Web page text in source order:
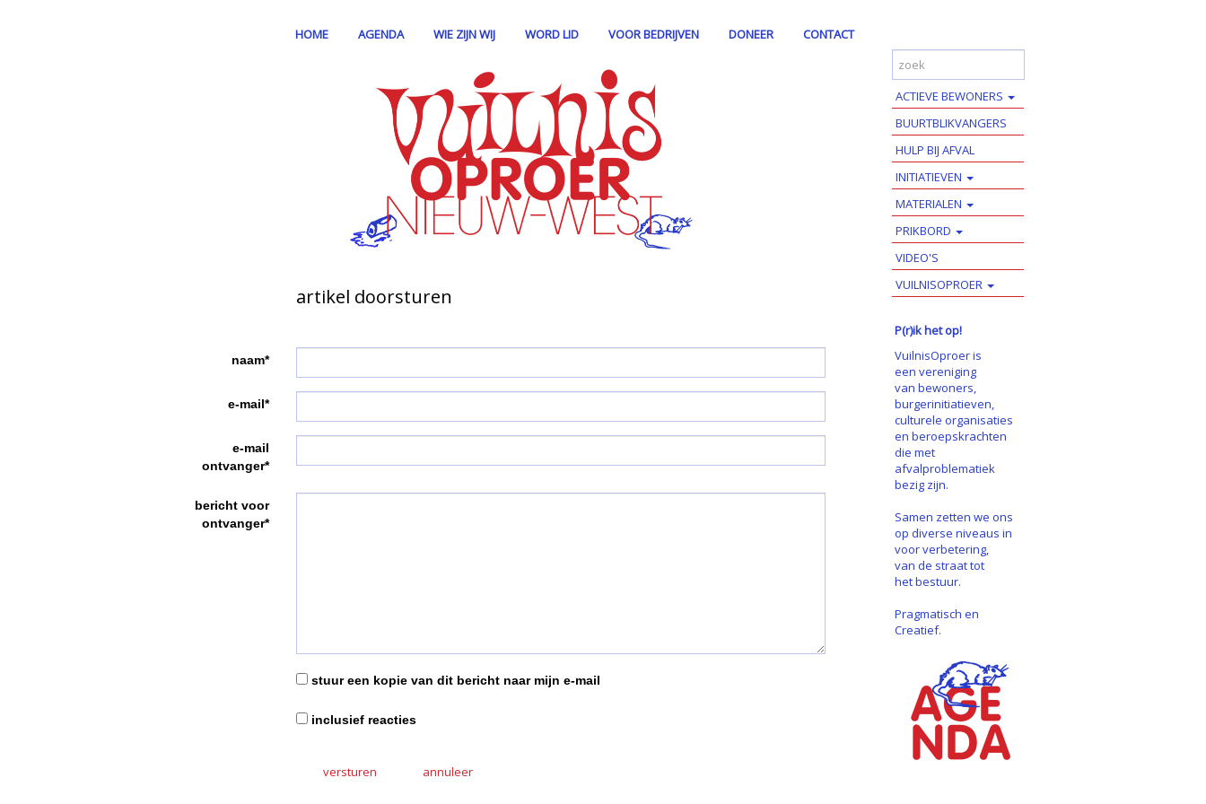
HOME AGENDA WIE ZIJN WIJ WORD LID VOOR BEDRIJVEN DONEER CONTACT
artikel doorsturen
naam*
e-mail*
e-mail
ontvanger*
bericht voor
ontvanger*
stuur een kopie van dit bericht naar mijn e-mail
inclusief reacties
versturen
ACTIEVE BEWONERS
BUURTBLIKVANGERS
HULP BIJ AFVAL
INITIATIEVEN
MATERIALEN
PRIKBORD
VIDEO'S
VUILNISOPROER
P(r)ik het op!
VuilnisOproer is
een vereniging
van bewoners,
burgerinitiatieven,
culturele organisaties
en beroepskrachten
die met
afvalproblematiek
bezig zijn.
Samen zetten we ons
op diverse niveaus in
voor verbetering,
van de straat tot
het bestuur.
Pragmatisch en
Creatief.